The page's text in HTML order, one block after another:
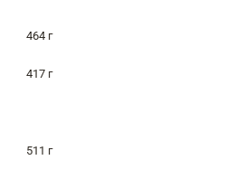
464 г
417 г
511 г